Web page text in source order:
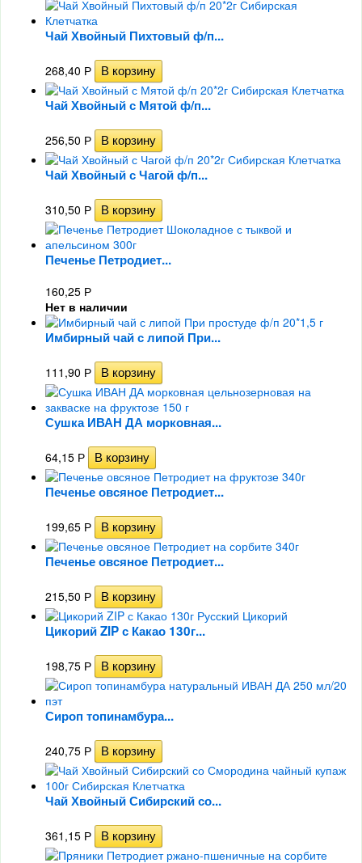
Чай Хвойный Пихтовый ф/п...
268,40 Р
Чай Хвойный с Мятой ф/п...
256,50 Р
Чай Хвойный с Чагой ф/п...
310,50 Р
Печенье Петродиет...
160,25 Р
Нет в наличии
Имбирный чай с липой При...
111,90 Р
Сушка ИВАН ДА морковная...
64,15 Р
Печенье овсяное Петродиет...
199,65 Р
Печенье овсяное Петродиет...
215,50 Р
Цикорий ZIP с Какао 130г...
198,75 Р
Сироп топинамбура...
240,75 Р
Чай Хвойный Сибирский со...
361,15 Р